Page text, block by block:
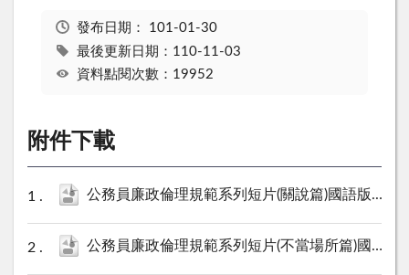
發布日期： 101-01-30
最後更新日期：110-11-03
資料點閱次數：19952
附件下載
公務員廉政倫理規範系列短片(關說篇)國語版.wmv
公務員廉政倫理規範系列短片(不當場所篇)國語版.wmv